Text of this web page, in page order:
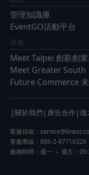
管理知識庫
EventGO活動平台
展會
Meet Taipei 創新創
Meet Greater South
Future Commerce
| 關於我們 | 廣告合作 | 徵
客服信箱：
客服專線：886-2-87716326
服務時間：週一 ～ 週五：